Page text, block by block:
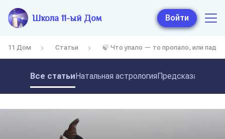
Школа 11-ый Дом Войти
11 Дом Статьи 🍃 Что упало — то пропало, или
Все статьиНатальная астрология